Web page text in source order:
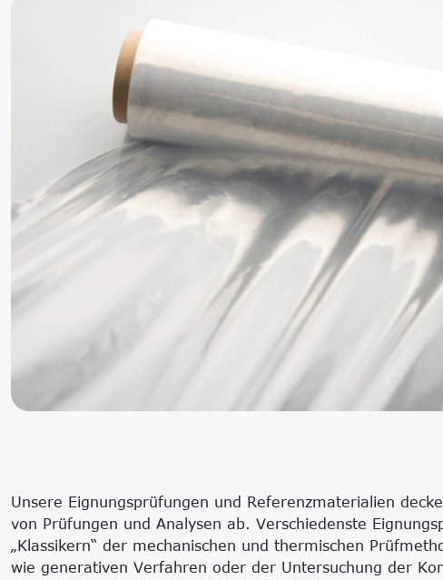
Unsere Eignungsprüfungen und Referenzmaterialien
von Prüfungen und Analysen ab. Verschiedenste
„Klassikern“ der mechanischen und thermischen
wie generativen Verfahren oder der Untersuchung der